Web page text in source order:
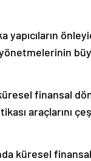
yapıcıların
finansal
araçlarını
küresel